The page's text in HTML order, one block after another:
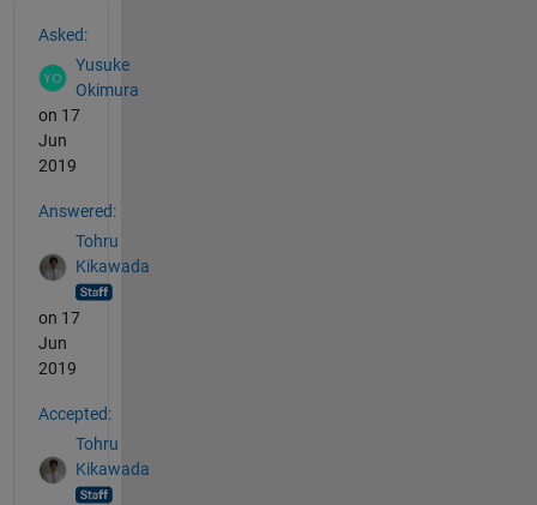
Asked:
Yusuke
Okimura
on 17
Jun
2019
Answered:
Tohru
Kikawada
on 17
Jun
2019
Accepted:
Tohru
Kikawada